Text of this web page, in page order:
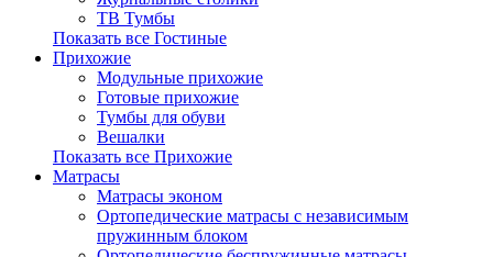
ТВ Тумбы
Показать все Гостиные
Прихожие
Модульные прихожие
Готовые прихожие
Тумбы для обуви
Вешалки
Показать все Прихожие
Матрасы
Матрасы эконом
Ортопедические матрасы с независимым
пружинным блоком